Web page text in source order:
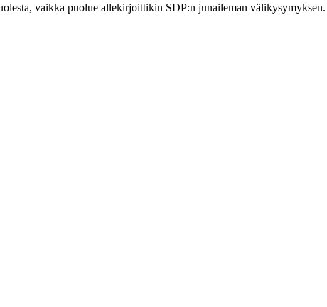
vaikka puolue allekirjoittikin SDP:n junaileman